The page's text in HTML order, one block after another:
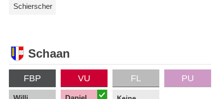
Schierscher
Schaan
FBP VU FL PU